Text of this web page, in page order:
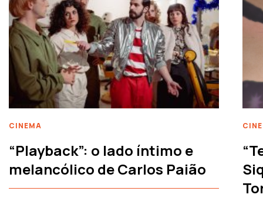
CINEMA
“Playback”: o lado íntimo e
melancólico de Carlos Paião